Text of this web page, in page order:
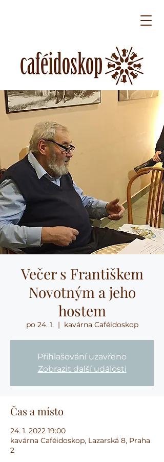
Večer s Františkem
Novotným a jeho
hostem
po 24. 1.
  |
kavárna Caféidoskop
Přihlašování uzavřeno
Zobrazit další události
Čas a místo
24. 1. 2022 19:00
kavárna Caféidoskop, Lazarská 8, Praha
2